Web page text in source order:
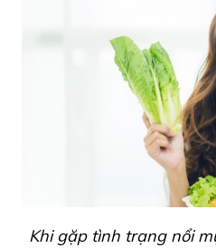
Khi gặp tình trạng nổi